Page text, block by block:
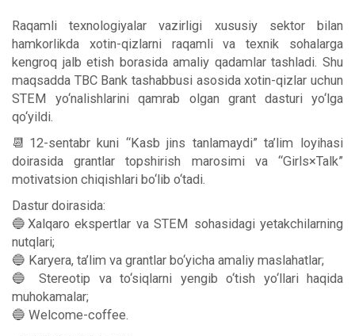
Raqamli texnologiyalar vazirligi xususiy sektor bilan
hamkorlikda xotin-qizlarni raqamli va texnik sohalarga
kengroq jalb etish borasida amaliy qadamlar tashladi. Shu
maqsadda TBC Bank tashabbusi asosida xotin-qizlar uchun
STEM yo‘nalishlarini qamrab olgan grant dasturi yo‘lga
qo‘yildi.
📆12-sentabr kuni “Kasb jins tanlamaydi” ta’lim loyihasi
doirasida grantlar topshirish marosimi va “Girls×Talk”
motivatsion chiqishlari bo‘lib o‘tadi.
Dastur doirasida:
🔵Xalqaro ekspertlar va STEM sohasidagi yetakchilarning
nutqlari;
🔵 Karyera, ta’lim va grantlar bo‘yicha amaliy maslahatlar;
🔵 Stereotip va to‘siqlarni yengib o‘tish yo‘llari haqida
muhokamalar;
🔵 Welcome-coffee.